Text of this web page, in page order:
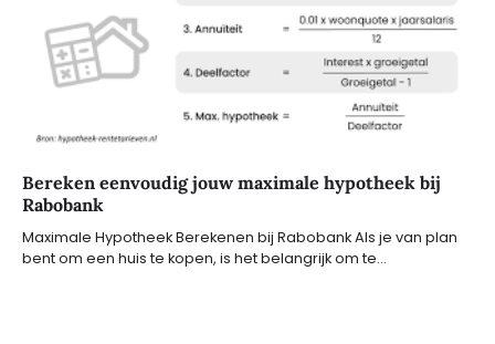
Bereken eenvoudig jouw maximale hypotheek bij
Rabobank
Maximale Hypotheek Berekenen bij Rabobank Als je van plan
bent om een huis te kopen, is het belangrijk om te…